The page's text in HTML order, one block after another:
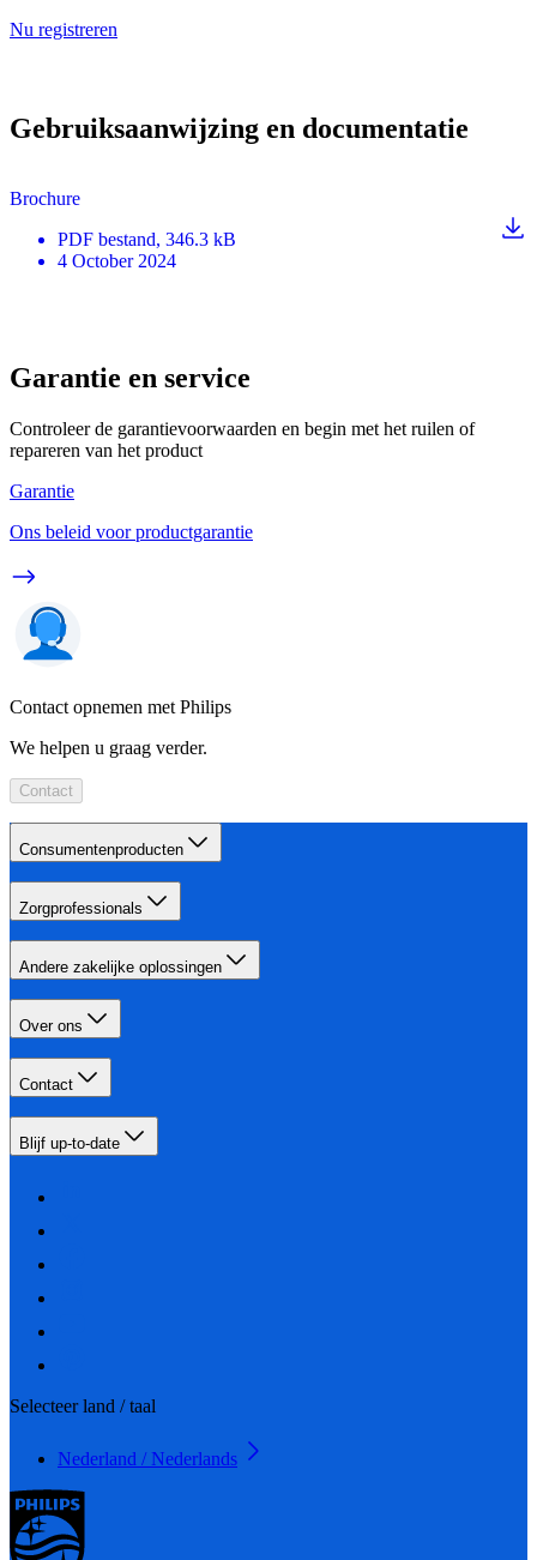
Nu registreren
Gebruiksaanwijzing en documentatie
Brochure
PDF bestand, 346.3 kB
4 October 2024
Garantie en service
Controleer de garantievoorwaarden en begin met het ruilen of
repareren van het product
Garantie
Ons beleid voor productgarantie
Contact opnemen met Philips
We helpen u graag verder.
Contact
Consumentenproducten
Zorgprofessionals
Andere zakelijke oplossingen
Over ons
Contact
Blijf up-to-date
Selecteer land / taal
Nederland / Nederlands